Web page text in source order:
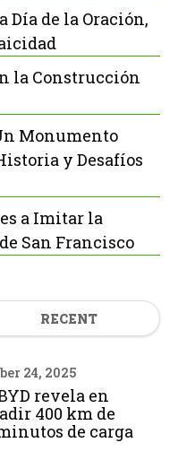
Día de la Oración,
la Construcción
Monumento
y Desafíos
a Imitar la
San Francisco
RECENT
24, 2025
revela en
400 km de
de carga